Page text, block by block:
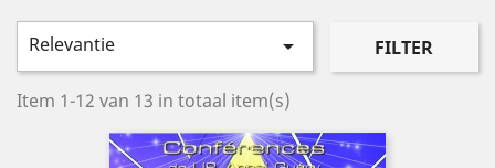
Relevantie  FILTER
Item 1-12 van 13 in totaal item(s)